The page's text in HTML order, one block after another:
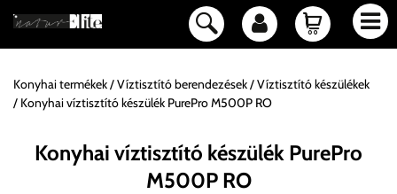
Konyhai termékek Víztisztító berendezések
Víztisztító készülékek
Konyhai víztisztító készülék PurePro M500P RO
Konyhai víztisztító készülék PurePro
M500P RO